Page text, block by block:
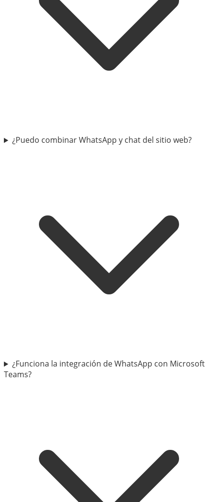
¿Puedo combinar WhatsApp y chat del sitio web?
¿Funciona la integración de WhatsApp con Microsoft
Teams?